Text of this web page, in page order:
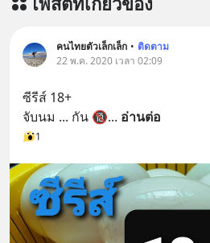
คนไทยตัวเล็กเล็ก • ติดตาม
22 พ.ค. 2020 เวลา 02:09
ซีรีส์ 18+
จับนม ... กัน 🔞... อ่านต่อ
1